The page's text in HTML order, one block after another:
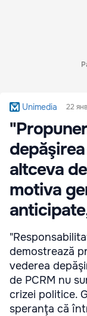
Unimedia 22
altceva
motiva
demostrează
vederea
de PCRM nu
crizei politice.
speranţa că